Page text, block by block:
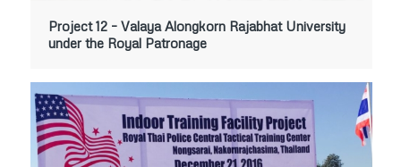
Project 12 – Valaya Alongkorn Rajabhat University
under the Royal Patronage